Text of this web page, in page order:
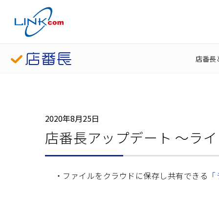
店番長
2020年8月25日
店番長アップデート ～ラ
ファイルをクラウドに保存し共有できる